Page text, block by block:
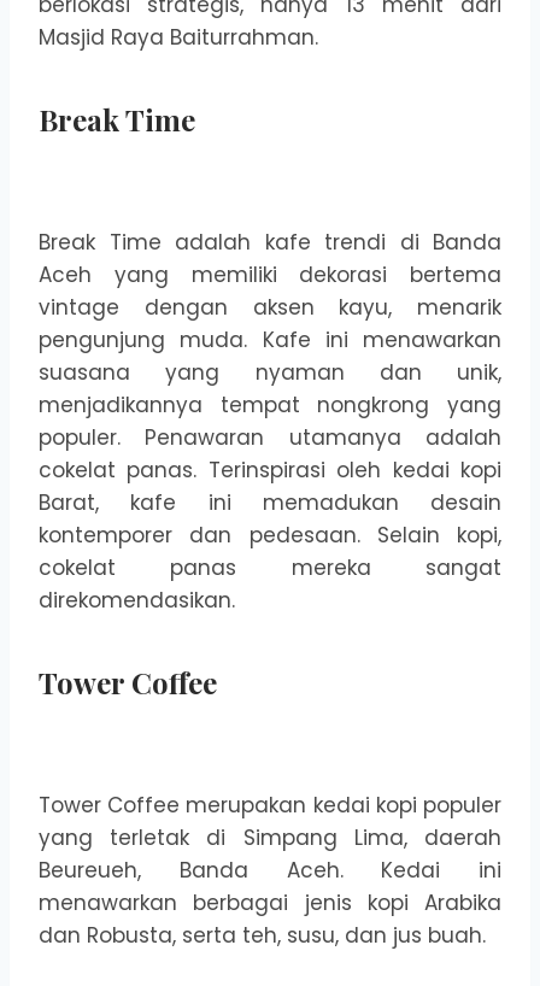
Masjid Raya Baiturrahman.
Break Time
Break Time adalah kafe trendi di Banda
Aceh yang memiliki dekorasi bertema
vintage dengan aksen kayu, menarik
pengunjung muda. Kafe ini menawarkan
suasana yang nyaman dan unik,
menjadikannya tempat nongkrong yang
populer. Penawaran utamanya adalah
cokelat panas. Terinspirasi oleh kedai kopi
Barat, kafe ini memadukan desain
kontemporer dan pedesaan. Selain kopi,
cokelat panas mereka sangat
direkomendasikan.
Tower Coffee
Tower Coffee merupakan kedai kopi populer
yang terletak di Simpang Lima, daerah
Beureueh, Banda Aceh. Kedai ini
menawarkan berbagai jenis kopi Arabika
dan Robusta, serta teh, susu, dan jus buah.